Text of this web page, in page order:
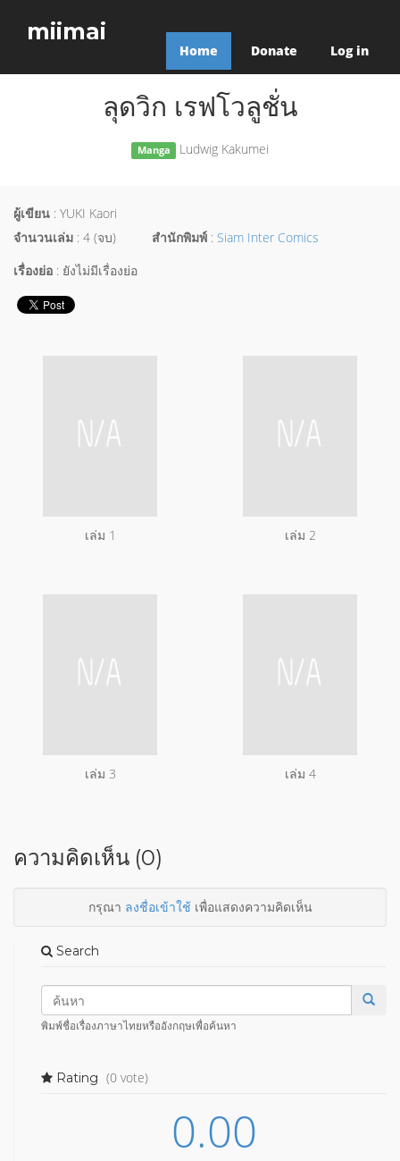
miimai
Home Donate Log in
ลุดวิก เรฟโวลูชั่น
Manga Ludwig Kakumei
ผู้เขียน : YUKI Kaori
จำนวนเล่ม : 4 (จบ) สำนักพิมพ์ : Siam Inter Comics
เรื่องย่อ : ยังไม่มีเรื่องย่อ
เล่ม 1 เล่ม 2
เล่ม 3 เล่ม 4
ความคิดเห็น (0)
กรุณา ลงชื่อเข้าใช้เพื่อแสดงความคิดเห็น
Search
พิมพ์ชื่อเรื่องภาษาไทยหรืออังกฤษเพื่อค้นหา
Rating (0 vote)
0.00